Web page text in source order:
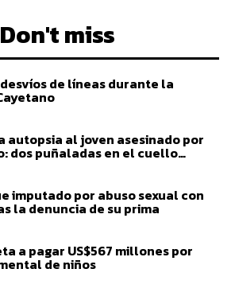
Don't miss
de líneas durante la
autopsia al joven asesinado por
dos puñaladas en el cuello…
imputado por abuso sexual con
la denuncia de su prima
a pagar US$567 millones por
de niños